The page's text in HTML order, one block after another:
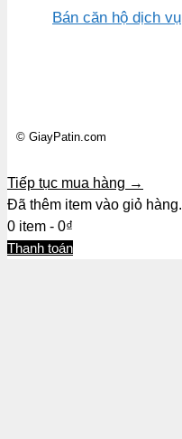
Bán căn hộ dịch vụ
© GiayPatin.com
Tiếp tục mua hàng →
Đã thêm item vào giỏ hàng.
0 item - 0₫
Thanh toán